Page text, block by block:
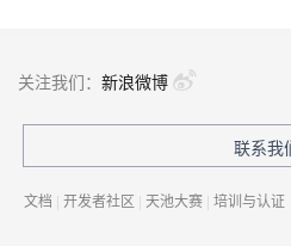
idea通义灵码cpu占用、磁盘写入极高
关注我们： 新浪微博
联系我
文档 | 开发者社区 | 天池大赛 | 培训与认证